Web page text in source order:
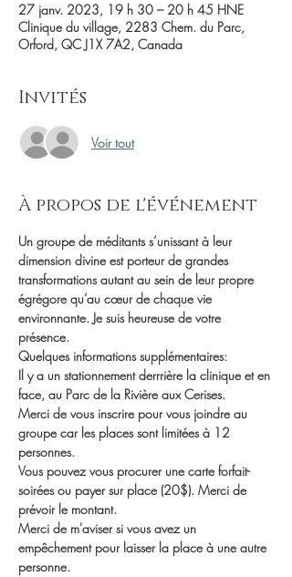
27 janv. 2023, 19 h 30 – 20 h 45 HNE
Clinique du village, 2283 Chem. du Parc,
Orford, QC J1X 7A2, Canada
Invités
Voir tout
À propos de l'événement
Un groupe de méditants s’unissant à leur
dimension divine est porteur de grandes
transformations autant au sein de leur propre
égrégore qu’au cœur de chaque vie
environnante. Je suis heureuse de votre
présence.
Quelques informations supplémentaires:
Il y a un stationnement derrrière la clinique et en
face, au Parc de la Rivière aux Cerises.
Merci de vous inscrire pour vous joindre au
groupe car les places sont limitées à 12
personnes.
Vous pouvez vous procurer une carte forfait-
soirées ou payer sur place (20$). Merci de
prévoir le montant.
Merci de m'aviser si vous avez un
empêchement pour laisser la place à une autre
personne.